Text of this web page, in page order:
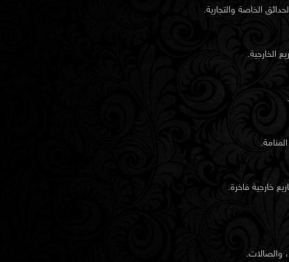
الخاصة والتجارية.
الخارجية.
خارجية فاخرة.
والصالات.